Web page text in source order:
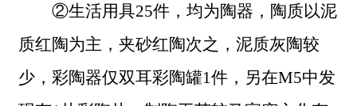
②生活用具25件，均为陶器，陶质以泥
质红陶为主，夹砂红陶次之，泥质灰陶较
少，彩陶器仅双耳彩陶罐1件，另在M5中发